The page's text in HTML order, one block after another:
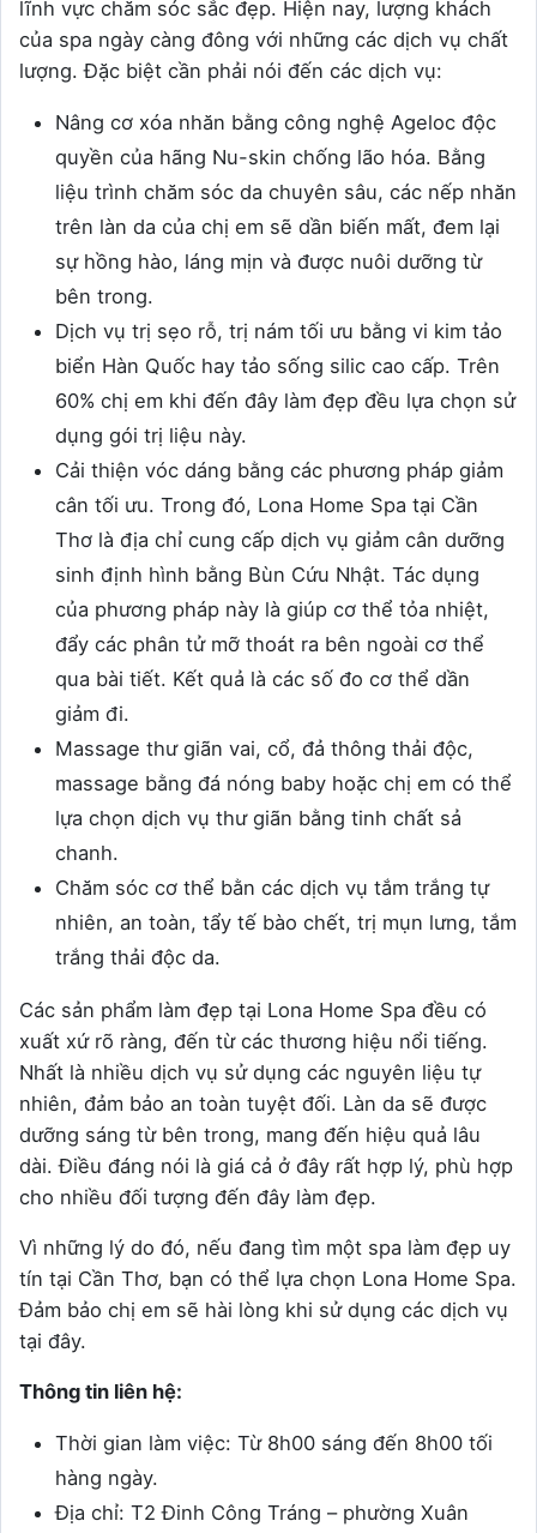
lĩnh vực chăm sóc sắc đẹp. Hiện nay, lượng khách
của spa ngày càng đông với những các dịch vụ chất
lượng. Đặc biệt cần phải nói đến các dịch vụ:
Nâng cơ xóa nhăn bằng công nghệ Ageloc độc
quyền của hãng Nu-skin chống lão hóa. Bằng
liệu trình chăm sóc da chuyên sâu, các nếp nhăn
trên làn da của chị em sẽ dần biến mất, đem lại
sự hồng hào, láng mịn và được nuôi dưỡng từ
bên trong.
Dịch vụ trị sẹo rỗ, trị nám tối ưu bằng vi kim tảo
biển Hàn Quốc hay tảo sống silic cao cấp. Trên
60% chị em khi đến đây làm đẹp đều lựa chọn sử
dụng gói trị liệu này.
Cải thiện vóc dáng bằng các phương pháp giảm
cân tối ưu. Trong đó, Lona Home Spa tại Cần
Thơ là địa chỉ cung cấp dịch vụ giảm cân dưỡng
sinh định hình bằng Bùn Cứu Nhật. Tác dụng
của phương pháp này là giúp cơ thể tỏa nhiệt,
đẩy các phân tử mỡ thoát ra bên ngoài cơ thể
qua bài tiết. Kết quả là các số đo cơ thể dần
giảm đi.
Massage thư giãn vai, cổ, đả thông thải độc,
massage bằng đá nóng baby hoặc chị em có thể
lựa chọn dịch vụ thư giãn bằng tinh chất sả
chanh.
Chăm sóc cơ thể bằn các dịch vụ tắm trắng tự
nhiên, an toàn, tẩy tế bào chết, trị mụn lưng, tắm
trắng thải độc da.
Các sản phẩm làm đẹp tại Lona Home Spa đều có
xuất xứ rõ ràng, đến từ các thương hiệu nổi tiếng.
Nhất là nhiều dịch vụ sử dụng các nguyên liệu tự
nhiên, đảm bảo an toàn tuyệt đối. Làn da sẽ được
dưỡng sáng từ bên trong, mang đến hiệu quả lâu
dài. Điều đáng nói là giá cả ở đây rất hợp lý, phù hợp
cho nhiều đối tượng đến đây làm đẹp.
Vì những lý do đó, nếu đang tìm một spa làm đẹp uy
tín tại Cần Thơ, bạn có thể lựa chọn Lona Home Spa.
Đảm bảo chị em sẽ hài lòng khi sử dụng các dịch vụ
tại đây.
Thông tin liên hệ:
Thời gian làm việc: Từ 8h00 sáng đến 8h00 tối
hàng ngày.
Địa chỉ: T2 Đinh Công Tráng – phường Xuân